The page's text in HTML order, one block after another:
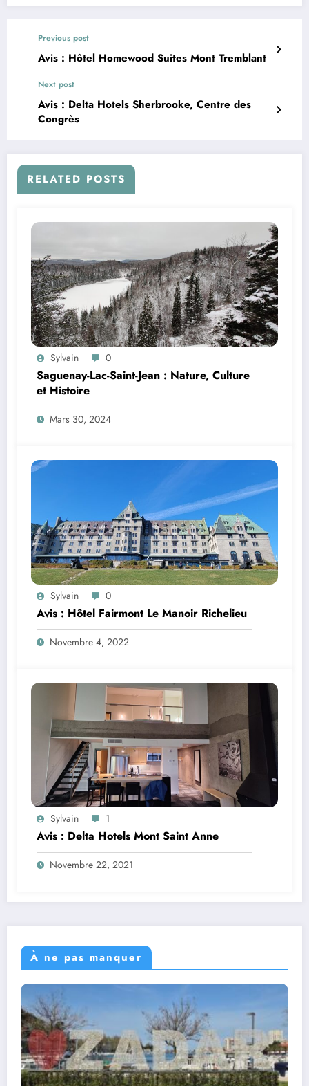
Previous post
Avis : Hôtel Homewood Suites Mont Tremblant
Next post
Avis : Delta Hotels Sherbrooke, Centre des
Congrès
RELATED POSTS
Sylvain 0
Saguenay-Lac-Saint-Jean : Nature, Culture
et Histoire
Mars 30, 2024
Sylvain 0
Avis : Hôtel Fairmont Le Manoir Richelieu
Novembre 4, 2022
Sylvain 1
Avis : Delta Hotels Mont Saint Anne
Novembre 22, 2021
À ne pas manquer